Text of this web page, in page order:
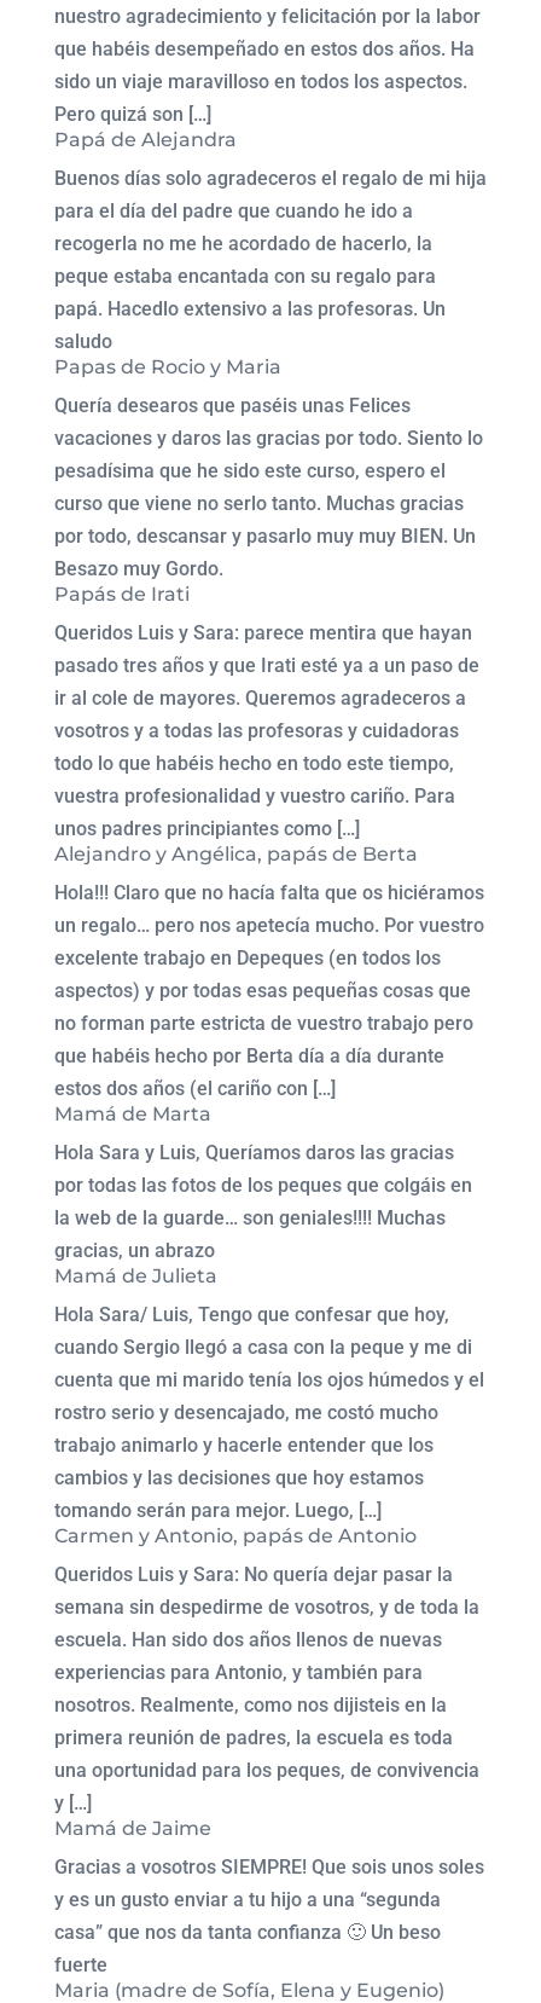
nuestro agradecimiento y felicitación por la labor
que habéis desempeñado en estos dos años. Ha
sido un viaje maravilloso en todos los aspectos.
Pero quizá son […]
Papá de Alejandra
Buenos días solo agradeceros el regalo de mi hija
para el día del padre que cuando he ido a
recogerla no me he acordado de hacerlo, la
peque estaba encantada con su regalo para
papá. Hacedlo extensivo a las profesoras. Un
saludo
Papas de Rocio y Maria
Quería desearos que paséis unas Felices
vacaciones y daros las gracias por todo. Siento lo
pesadísima que he sido este curso, espero el
curso que viene no serlo tanto. Muchas gracias
por todo, descansar y pasarlo muy muy BIEN. Un
Besazo muy Gordo.
Papás de Irati
Queridos Luis y Sara: parece mentira que hayan
pasado tres años y que Irati esté ya a un paso de
ir al cole de mayores. Queremos agradeceros a
vosotros y a todas las profesoras y cuidadoras
todo lo que habéis hecho en todo este tiempo,
vuestra profesionalidad y vuestro cariño. Para
unos padres principiantes como […]
Alejandro y Angélica, papás de Berta
Hola!!! Claro que no hacía falta que os hiciéramos
un regalo… pero nos apetecía mucho. Por vuestro
excelente trabajo en Depeques (en todos los
aspectos) y por todas esas pequeñas cosas que
no forman parte estricta de vuestro trabajo pero
que habéis hecho por Berta día a día durante
estos dos años (el cariño con […]
Mamá de Marta
Hola Sara y Luis, Queríamos daros las gracias
por todas las fotos de los peques que colgáis en
la web de la guarde… son geniales!!!! Muchas
gracias, un abrazo
Mamá de Julieta
Hola Sara/ Luis, Tengo que confesar que hoy,
cuando Sergio llegó a casa con la peque y me di
cuenta que mi marido tenía los ojos húmedos y el
rostro serio y desencajado, me costó mucho
trabajo animarlo y hacerle entender que los
cambios y las decisiones que hoy estamos
tomando serán para mejor. Luego, […]
Carmen y Antonio, papás de Antonio
Queridos Luis y Sara: No quería dejar pasar la
semana sin despedirme de vosotros, y de toda la
escuela. Han sido dos años llenos de nuevas
experiencias para Antonio, y también para
nosotros. Realmente, como nos dijisteis en la
primera reunión de padres, la escuela es toda
una oportunidad para los peques, de convivencia
y […]
Mamá de Jaime
Gracias a vosotros SIEMPRE! Que sois unos soles
y es un gusto enviar a tu hijo a una “segunda
casa” que nos da tanta confianza 🙂 Un beso
fuerte
Maria (madre de Sofía, Elena y Eugenio)